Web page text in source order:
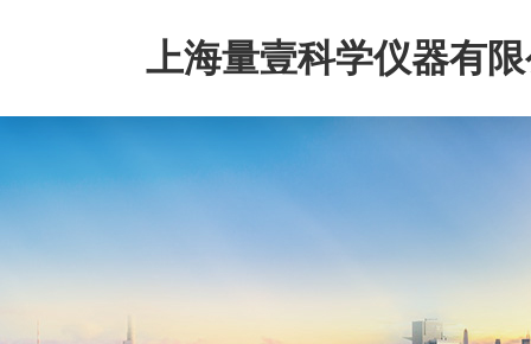
上海量壹科学仪器有